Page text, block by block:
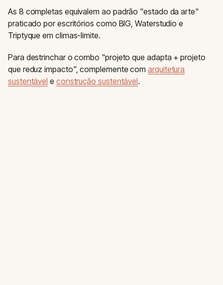
As 8 completas equivalem ao padrão "estado da arte"
praticado por escritórios como BIG, Waterstudio e
Triptyque em climas-limite.
Para destrinchar o combo "projeto que adapta + projeto
que reduz impacto", complemente comarquitetura
sustentável e construção sustentável.